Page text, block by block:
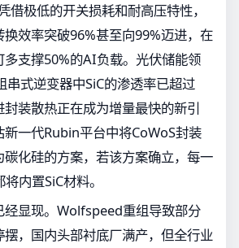
借极低的开关损耗和耐高压特性，
效率突破96%甚至向99%迈进，在
支撑50%的AI负载。光伏储能领
串式逆变器中SiC的渗透率已超过
装散热正在成为增量最快的新引
一代Rubin平台中将CoWoS封装
化硅的方案，若该方案确立，每一
内置SiC材料。
经显现。Wolfspeed重组导致部分
，国内头部衬底厂满产，但全行业